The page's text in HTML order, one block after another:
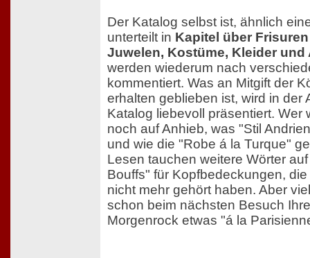
Der Katalog selbst ist, ähnlich
unterteilt in Kapitel über
Juwelen, Kostüme, Kleider
werden wiederum nach
kommentiert. Was an Mitgift der
erhalten geblieben ist, wird in der
Katalog liebevoll präsentiert. Wer
noch auf Anhieb, was "Stil
und wie die "Robe á la Turque"
Lesen tauchen weitere Wörter
Bouffs" für Kopfbedeckungen,
nicht mehr gehört haben. Aber
schon beim nächsten Besuch
Morgenrock etwas "á la